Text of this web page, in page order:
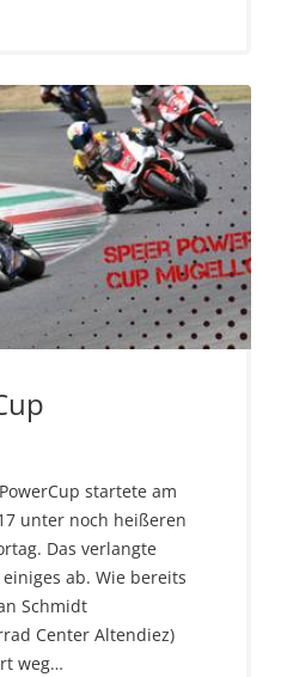
startete am
unter noch heißeren
Das verlangte
ab. Wie bereits
Schmidt
Center Altendiez)
weg…